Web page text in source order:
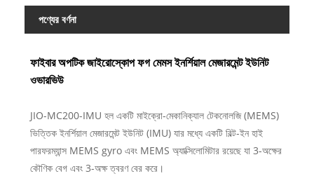
পণ্যের বর্ণনা
ফাইবার অপটিক জাইরোস্কোপ ফগ মেমস ইনর্শিয়াল মেজারমেন্ট ইউনিট
ওভারভিউ
JIO-MC200-IMU হল একটি মাইক্রো-মেকানিক্যাল টেকনোলজি (MEMS)
ভিত্তিক ইনর্শিয়াল মেজারমেন্ট ইউনিট (IMU) যার মধ্যে একটি বিল্ট-ইন হাই
পারফরম্যান্স MEMS gyro এবং MEMS অ্যাক্সিলোমিটার রয়েছে যা 3-অক্ষের
কৌণিক বেগ এবং 3-অক্ষ ত্বরণ বের করে।